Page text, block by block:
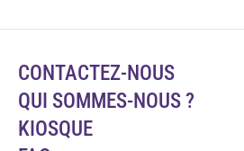
CONTACTEZ-NOUS
QUI SOMMES-NOUS ?
KIOSQUE